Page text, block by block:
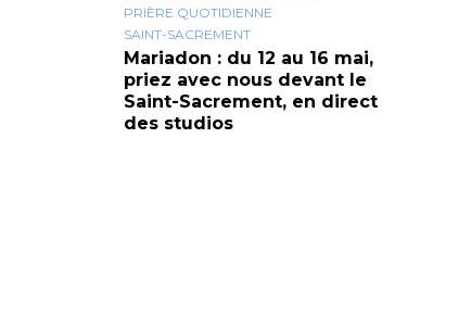
PRIÈRE QUOTIDIENNE
SAINT-SACREMENT
Mariadon : du 12 au 16 mai,
priez avec nous devant le
Saint-Sacrement, en direct
des studios